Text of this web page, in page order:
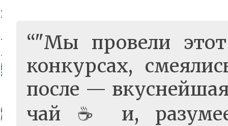
"Мы провели
конкурсах,
после —
чай ☕️ и,